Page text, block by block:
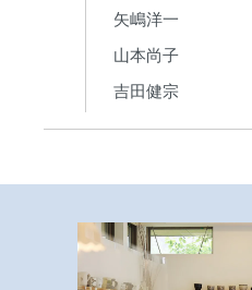
矢嶋洋一
山本尚子
吉田健宗